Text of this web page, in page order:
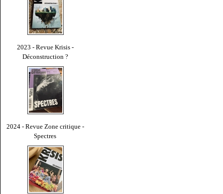
2023 - Revue Krisis -
Déconstruction ?
2024 - Revue Zone critique -
Spectres